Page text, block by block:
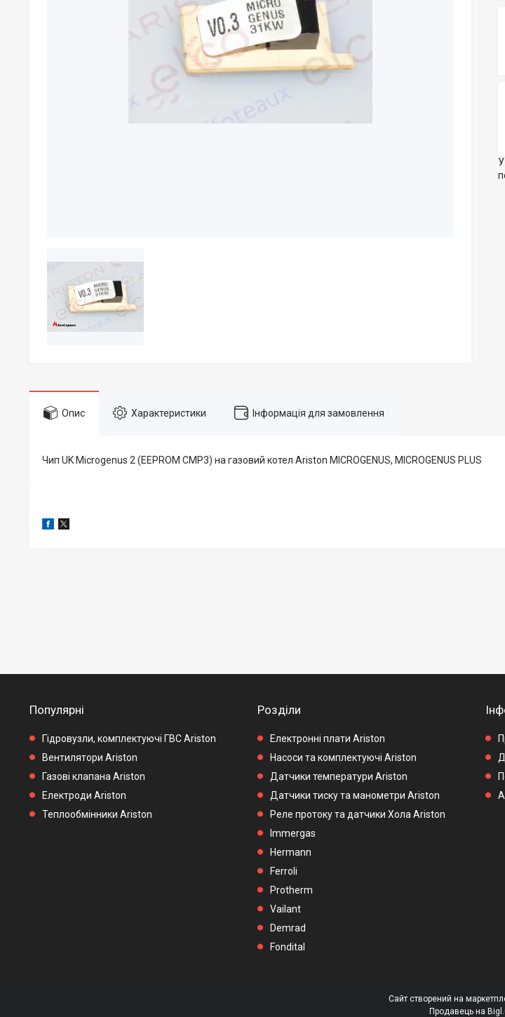
Опис Характеристики Інформація для замовлення
Чип UK Microgenus 2 (EEPROM CMP3) на газовий котел Ariston MICROGENUS, MICROGENUS PLUS
Популярні
Гідровузли, комплектуючі ГВС Ariston
Вентилятори Ariston
Газові клапана Ariston
Електроди Ariston
Теплообмінники Ariston
Розділи
Електронні плати Ariston
Насоси та комплектуючі Ariston
Датчики температури Ariston
Датчики тиску та манометри Ariston
Реле протоку та датчики Хола Ariston
Immergas
Hermann
Ferroli
Protherm
Vailant
Demrad
Fondital
Сайт створений на
Продавець на